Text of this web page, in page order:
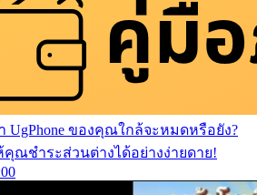
UgPhone ของคุณใกล้จะหมดหรือยัง?
คุณชำระส่วนต่างได้อย่างง่ายดาย!